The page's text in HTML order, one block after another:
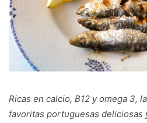
Ricas en calcio, B12 y omega 3,
favoritas portuguesas deliciosas